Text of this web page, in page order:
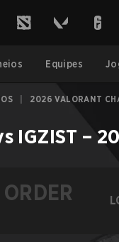
Equipes
2026 VALORANT
IGZIST –